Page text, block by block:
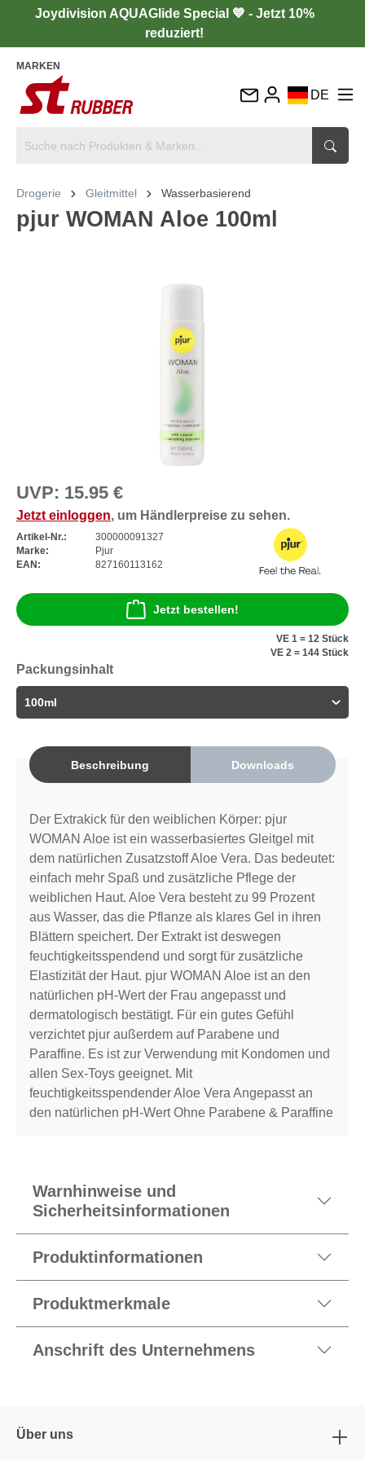
Joydivision AQUAGlide Special 💙 - Jetzt 10%
reduziert!
MARKEN
DE
IT
Drogerie Gleitmittel Wasserbasierend
pjur WOMAN Aloe 100ml
UVP: 15.95 €
Jetzt einloggen, um Händlerpreise zu sehen.
Artikel-Nr.:
300000091327
Marke:
Pjur
EAN:
827160113162
Jetzt bestellen!
VE 1 = 12 Stück
VE 2 = 144 Stück
Packungsinhalt
Beschreibung Downloads
Der Extrakick für den weiblichen Körper: pjur
WOMAN Aloe ist ein wasserbasiertes Gleitgel mit
dem natürlichen Zusatzstoff Aloe Vera. Das bedeutet:
einfach mehr Spaß und zusätzliche Pflege der
weiblichen Haut. Aloe Vera besteht zu 99 Prozent
aus Wasser, das die Pflanze als klares Gel in ihren
Blättern speichert. Der Extrakt ist deswegen
feuchtigkeitsspendend und sorgt für zusätzliche
Elastizität der Haut. pjur WOMAN Aloe ist an den
natürlichen pH-Wert der Frau angepasst und
dermatologisch bestätigt. Für ein gutes Gefühl
verzichtet pjur außerdem auf Parabene und
Paraffine. Es ist zur Verwendung mit Kondomen und
allen Sex-Toys geeignet. Mit
feuchtigkeitsspendender Aloe Vera Angepasst an
den natürlichen pH-Wert Ohne Parabene & Paraffine
Warnhinweise und
Sicherheitsinformationen
Produktinformationen
Produktmerkmale
Anschrift des Unternehmens
Über uns